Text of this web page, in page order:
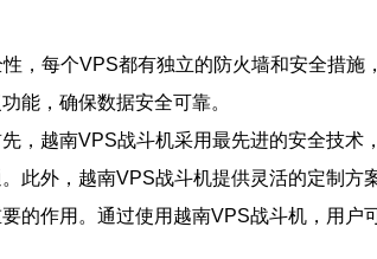
，每个VPS都有独立的防火墙和安全措
能，确保数据安全可靠。
，越南VPS战斗机采用最先进的安全技
外，越南VPS战斗机提供灵活的定制方
的作用。通过使用越南VPS战斗机，用